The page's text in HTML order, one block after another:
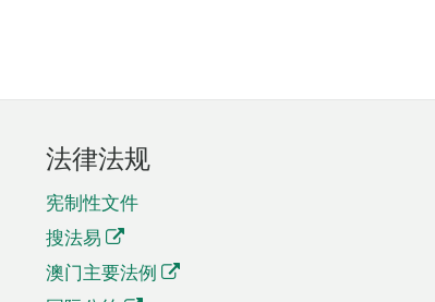
法律法规
宪制性文件
搜法易
澳门主要法例